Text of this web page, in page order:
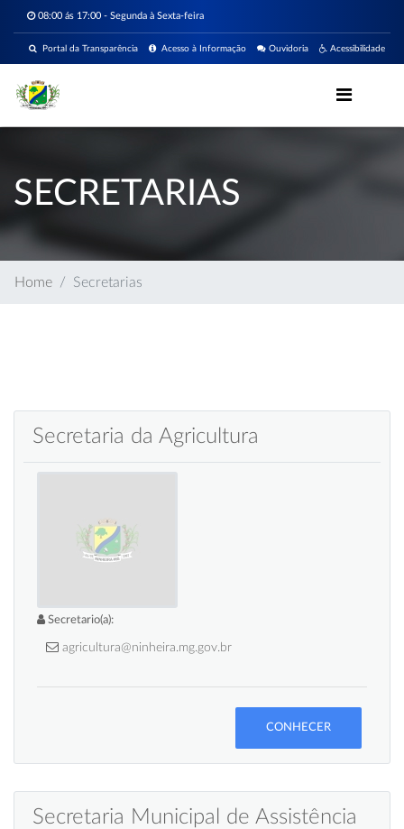
08:00 ás 17:00 - Segunda à Sexta-feira
Acessibilidade
Ouvidoria
Acesso à Informação
Portal da Transparência
SECRETARIAS
Home Secretarias
Secretaria da Agricultura
Secretario(a):
agricultura@ninheira.mg.gov.br
CONHECER
Secretaria Municipal de Assistência